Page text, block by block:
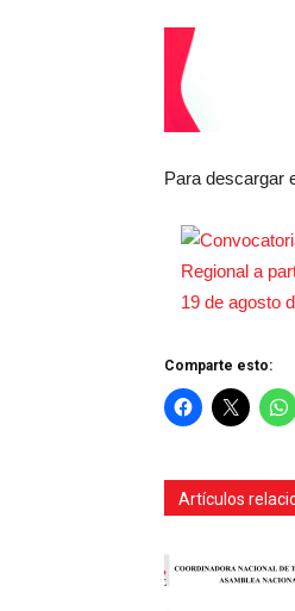
Para descargar
Comparte esto:
Artículos